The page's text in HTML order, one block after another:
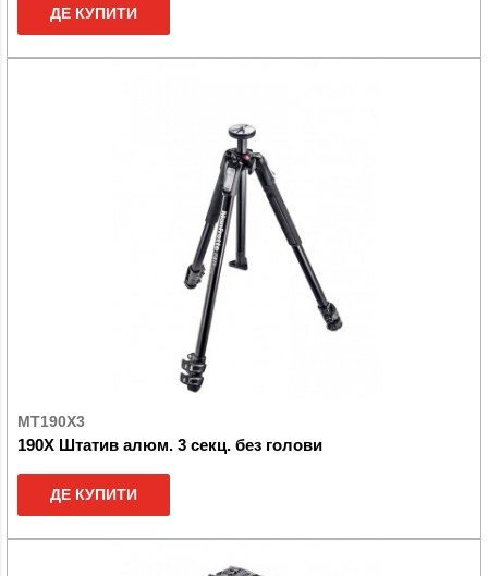
ДЕ КУПИТИ
MT190X3
190X Штатив алюм. 3 секц. без голови
ДЕ КУПИТИ